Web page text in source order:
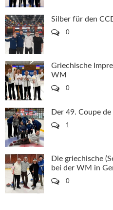
Silber für den
0
Griechische
WM
0
Der 49. Coupe
1
Die griechische
bei der WM in
0